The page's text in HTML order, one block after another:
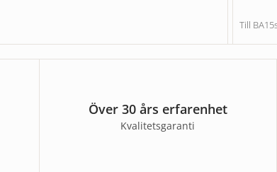
Till
Över 30 års erfarenhet
Kvalitetsgaranti